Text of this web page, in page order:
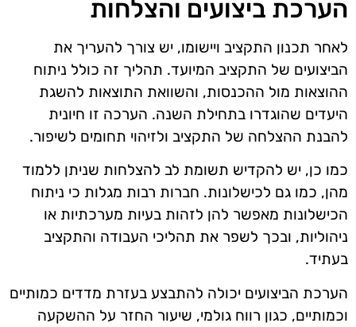
הערכת ביצועים והצלחות
לאחר תכנון התקציב ויישומו, יש צורך להעריך את
הביצועים של התקציב המיועד. תהליך זה כולל ניתוח
ההוצאות מול ההכנסות, והשוואת התוצאות להשגת
היעדים שהוגדרו בתחילת השנה. הערכה זו חיונית
להבנת ההצלחה של התקציב ולזיהוי תחומים לשיפור.
כמו כן, יש להקדיש תשומת לב להצלחות שניתן ללמוד
מהן, כמו גם לכישלונות. חברות רבות מגלות כי ניתוח
הכישלונות מאפשר להן לזהות בעיות מערכתיות או
ניהוליות, ובכך לשפר את תהליכי העבודה והתקציב
בעתיד.
הערכת הביצועים יכולה להתבצע בעזרת מדדים כמותיים
וכמותיים, כגון רווח גולמי, שיעור החזר על ההשקעה